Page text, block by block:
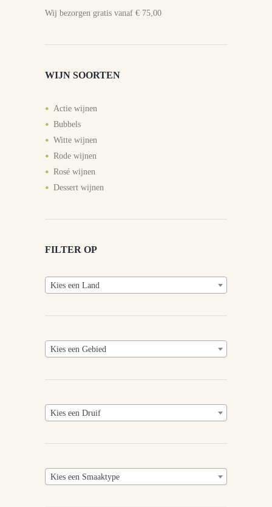
Wij bezorgen gratis vanaf € 75,00
WIJN SOORTEN
Actie wijnen
Bubbels
Witte wijnen
Rode wijnen
Rosé wijnen
Dessert wijnen
FILTER OP
Kies een Land
Kies een Gebied
Kies een Druif
Kies een Smaaktype